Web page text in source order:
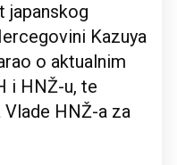
japanskog
Kazuya
o aktualnim
i HNŽ-u, te
HNŽ-a za